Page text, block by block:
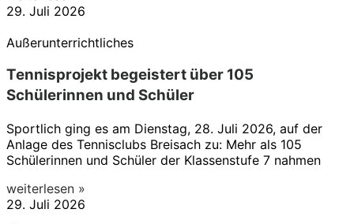
29. Juli 2026
Außerunterrichtliches
Tennisprojekt begeistert über 105
Schülerinnen und Schüler
Sportlich ging es am Dienstag, 28. Juli 2026, auf der
Anlage des Tennisclubs Breisach zu: Mehr als 105
Schülerinnen und Schüler der Klassenstufe 7 nahmen
weiterlesen »
29. Juli 2026